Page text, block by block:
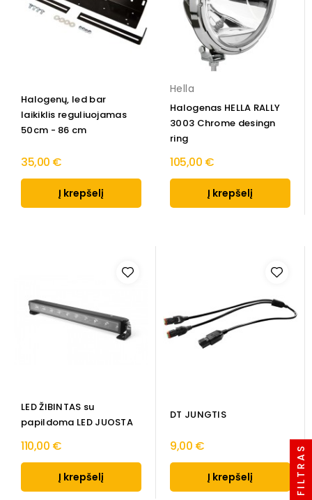
Halogenų, led bar
laikiklis reguliuojamas
50cm - 86 cm
35,00 €
Į krepšelį
Hella
Halogenas HELLA RALLY
3003 Chrome desingn
ring
105,00 €
Į krepšelį
LED ŽIBINTAS su
papildoma LED JUOSTA
110,00 €
Į krepšelį
DT JUNGTIS
9,00 €
Į krepšelį